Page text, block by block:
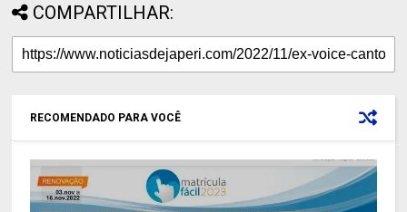
COMPARTILHAR:
RECOMENDADO PARA VOCÊ